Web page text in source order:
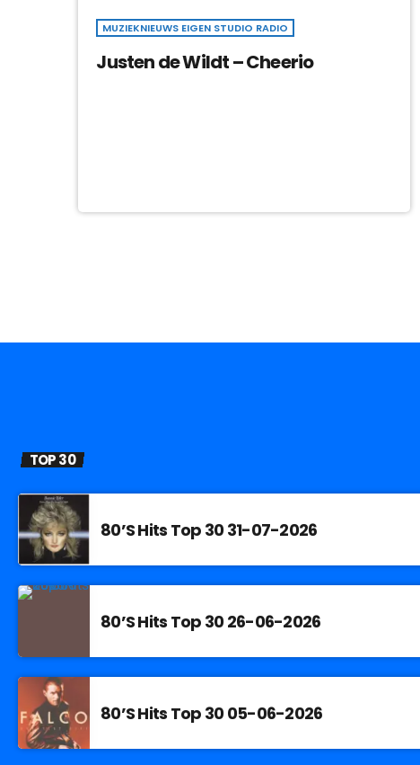
MUZIEKNIEUWS EIGEN STUDIO RADIO
Justen de Wildt – Cheerio
TOP 30
80’S Hits Top 30 31-07-2026
80’S Hits Top 30 26-06-2026
80’S Hits Top 30 05-06-2026